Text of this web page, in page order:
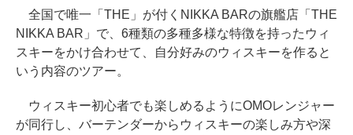
全国で唯一「THE」が付くNIKKA BARの旗艦店「THE
NIKKA BAR」で、6種類の多種多様な特徴を持ったウィ
スキーをかけ合わせて、自分好みのウィスキーを作ると
いう内容のツアー。
ウィスキー初心者でも楽しめるようにOMOレンジャー
が同行し、バーテンダーからウィスキーの楽しみ方や深